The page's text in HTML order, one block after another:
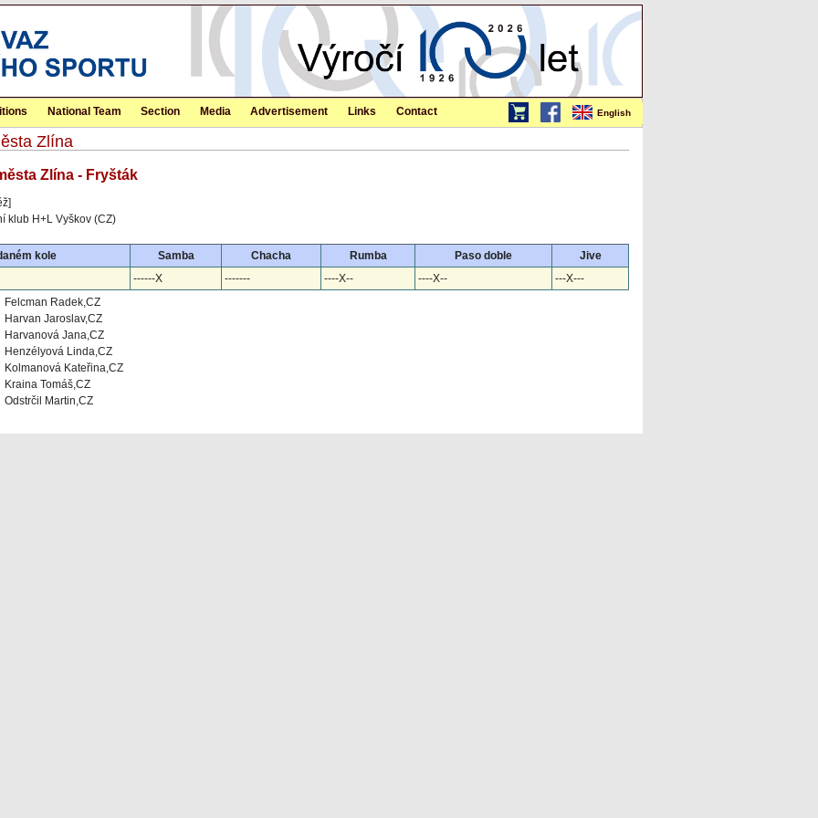
English
National Team Section Media Advertisement Links Contact
Zlína
Zlína - Fryšták
klub H+L Vyškov (CZ)
kole Samba Chacha Rumba Paso doble
Jive
------X ------- ----X-- ----X--
---X---
Felcman Radek,CZ
Harvan Jaroslav,CZ
Harvanová Jana,CZ
Henzélyová Linda,CZ
Kolmanová Kateřina,CZ
Kraina Tomáš,CZ
Odstrčil Martin,CZ